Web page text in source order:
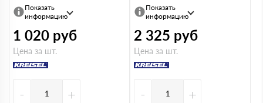
Показать
информацию
1 020 руб
Цена за шт.
- +
Показать
информацию
2 325 руб
Цена за шт.
- +